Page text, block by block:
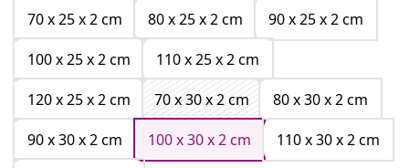
70 x 25 x 2 cm
80 x 25 x 2 cm
90 x 25 x 2 cm
100 x 25 x 2 cm
110 x 25 x 2 cm
120 x 25 x 2 cm
70 x 30 x 2 cm
80 x 30 x 2 cm
90 x 30 x 2 cm
100 x 30 x 2 cm
110 x 30 x 2 cm